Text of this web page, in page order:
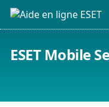
ESET Mobile